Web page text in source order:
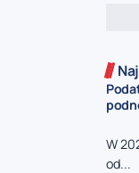
W
od...